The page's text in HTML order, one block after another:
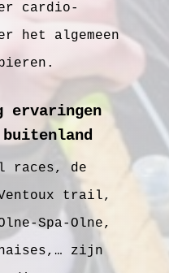
cardio-
het algemeen
races, de
trail,
Spa-Olne,
zijn